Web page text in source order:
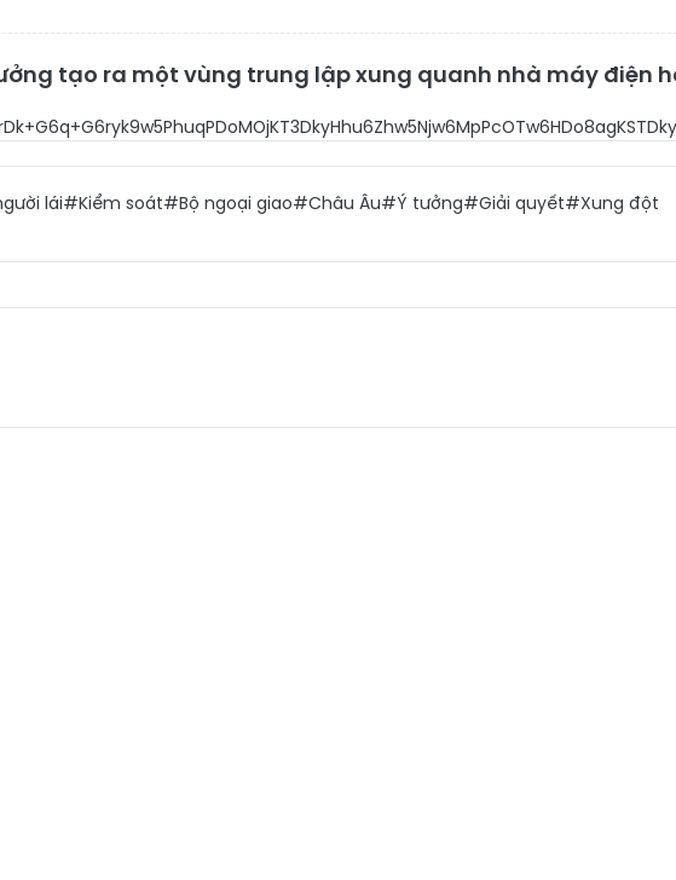
tạo ra một vùng trung lập xung quanh nhà máy điện
lái#Kiểm soát#Bộ ngoại giao#Châu Âu#Ý tưởng#Giải quyết#Xung đột